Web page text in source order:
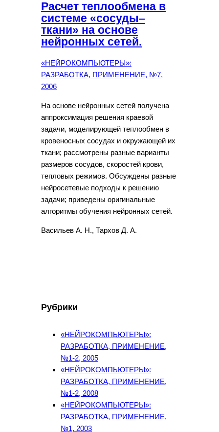
Расчет теплообмена в
системе «сосуды–
ткани» на основе
нейронных сетей.
«НЕЙРОКОМПЬЮТЕРЫ»:
РАЗРАБОТКА, ПРИМЕНЕНИЕ, №7,
2006
На основе нейронных сетей получена
аппроксимация решения краевой
задачи, моделирующей теплообмен в
кровеносных сосудах и окружающей их
ткани; рассмотрены разные варианты
размеров сосудов, скоростей крови,
тепловых режимов. Обсуждены разные
нейросетевые подходы к решению
задачи; приведены оригинальные
алгоритмы обучения нейронных сетей.
Васильев А. Н., Тархов Д. А.
Рубрики
«НЕЙРОКОМПЬЮТЕРЫ»:
РАЗРАБОТКА, ПРИМЕНЕНИЕ,
№1-2, 2005
«НЕЙРОКОМПЬЮТЕРЫ»:
РАЗРАБОТКА, ПРИМЕНЕНИЕ,
№1-2, 2008
«НЕЙРОКОМПЬЮТЕРЫ»:
РАЗРАБОТКА, ПРИМЕНЕНИЕ,
№1, 2003